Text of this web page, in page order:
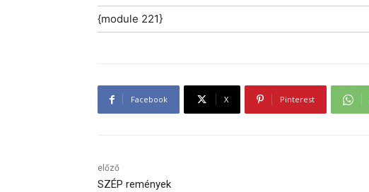
{module 221}
Facebook X Pinterest
előző
SZÉP remények